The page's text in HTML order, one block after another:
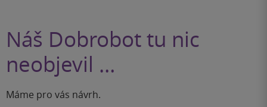
Náš Dobrobot tu nic
neobjevil …
Máme pro vás návrh.